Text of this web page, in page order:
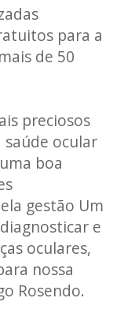
para a
de 50
preciosos
saúde ocular
boa
gestão Um
e
oculares,
nossa
Rosendo.